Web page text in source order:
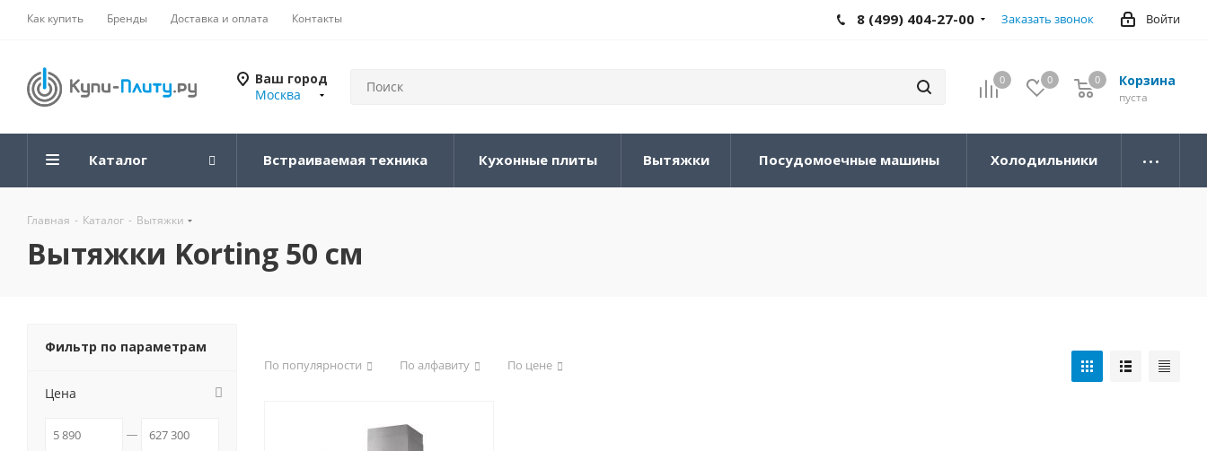
Как купить Бренды Доставка и оплата Контакты Войти
8 (499) 404-27-00 Заказать звонок
Ваш город
Москва
0 0 Корзина
0
пуста
0
Каталог Встраиваемая техника Кухонные плиты Вытяжки Посудомоечные машины Холодильники
Главная - Каталог - Вытяжки
Вытяжки Korting 50 см
По популярности По алфавиту По цене
Фильтр по параметрам
Цена